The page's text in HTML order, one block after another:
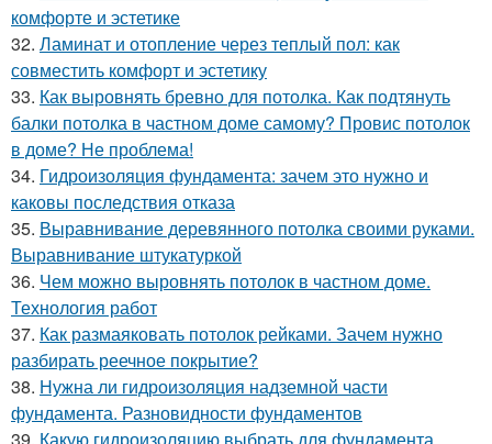
комфорте и эстетике
32. Ламинат и отопление через теплый пол: как
совместить комфорт и эстетику
33. Как выровнять бревно для потолка. Как подтянуть
балки потолка в частном доме самому? Провис потолок
в доме? Не проблема!
34. Гидроизоляция фундамента: зачем это нужно и
каковы последствия отказа
35. Выравнивание деревянного потолка своими руками.
Выравнивание штукатуркой
36. Чем можно выровнять потолок в частном доме.
Технология работ
37. Как размаяковать потолок рейками. Зачем нужно
разбирать реечное покрытие?
38. Нужна ли гидроизоляция надземной части
фундамента. Разновидности фундаментов
39. Какую гидроизоляцию выбрать для фундамента